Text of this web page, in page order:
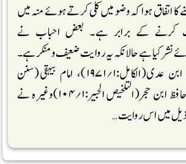
اتفاق ہوا کہ وضو میں کلی کرتے ہوئے منہ میں
کرنے کے برابر ہے۔ بعض احباب نے
نشر کیا ہے حالانکہ یہ روایت ضعیف و منکر ہے۔
اس حدیث کو امام ابن عدی(الکامل:۱؍۱۹۷۱)، امام بیہقی(سنن
کبریٰ:۱؍۱۳۴)اور حافظ ابن حجر(التلخیص الحبیر:۱؍۱۰۴)وغیرہ نے
میں اس روایت …